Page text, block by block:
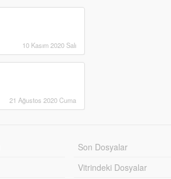
10 Kasım 2020 Salı
21 Ağustos 2020 Cuma
Son Dosyalar
Vitrindeki Dosyalar